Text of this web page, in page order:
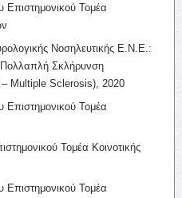
Επιστημονικού Τομέα
Νοσηλευτικής Ε.Ν.Ε.:
Σκλήρυνση
Multiple Sclerosis), 2020
Επιστημονικού Τομέα
Τομέα Κοινοτικής
Επιστημονικού Τομέα